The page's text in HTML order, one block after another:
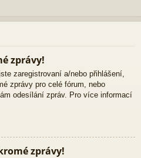
zprávy!
zaregistrovaní a/nebo přihlášení,
zprávy pro celé fórum, nebo
odesílání zpráv. Pro více informací
zprávy!